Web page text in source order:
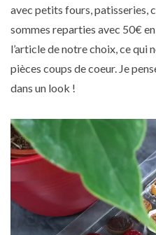
avec petits fours, patisseries,
sommes reparties avec 50€
l’article de notre choix, ce qui
pièces coups de coeur. Je
dans un look !